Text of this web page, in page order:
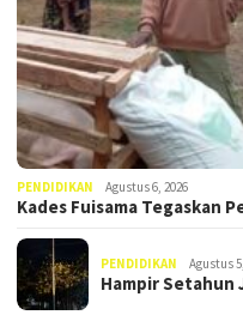
PENDIDIKAN Agustus 6, 2026
Kades Fuisama Tegaskan
PENDIDIKAN Agustus
Hampir Setahun